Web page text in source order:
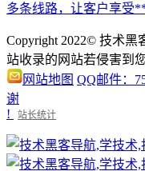
多条线路，让客户享受
Copyright 2022© 技术黑
站收录的网站若侵害到
网站地图 QQ邮件：
谢
!
站长统计